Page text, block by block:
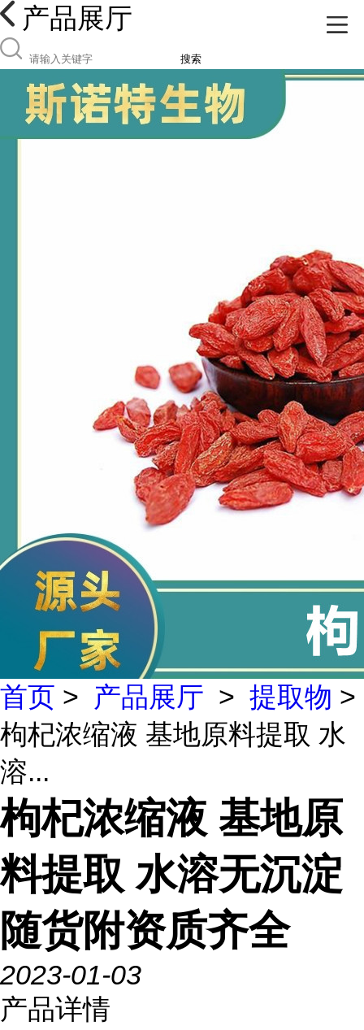
产品展厅
搜索
首页 > 产品展厅 > 提取物 >
枸杞浓缩液 基地原料提取 水
溶...
枸杞浓缩液 基地原
料提取 水溶无沉淀
随货附资质齐全
2023-01-03
产品详情